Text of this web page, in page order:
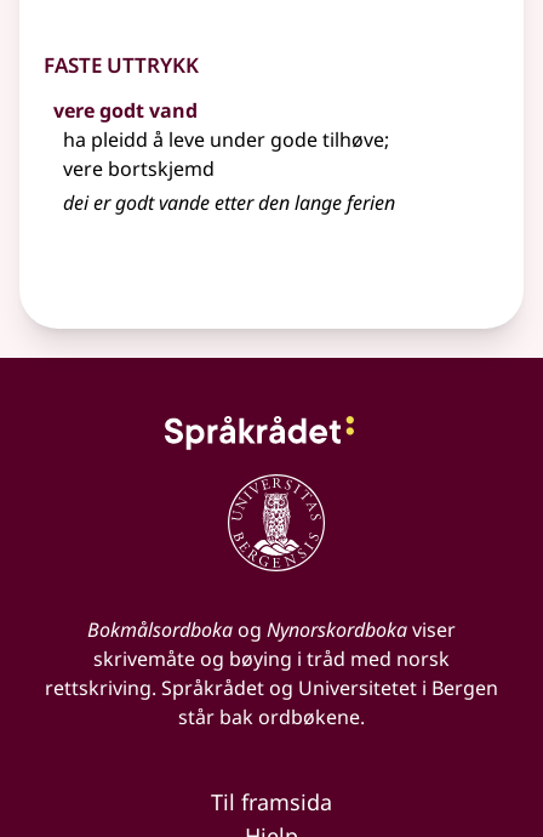
Faste uttrykk
vere godt vand
ha pleidd å leve under gode tilhøve;
vere bortskjemd
dei er godt vande etter den lange ferien
Bokmålsordbokaog Nynorskordbokaviser
skrivemåte og bøying i tråd med norsk
rettskriving. Språkrådet og Universitetet i Bergen
står bak ordbøkene.
Til framsida